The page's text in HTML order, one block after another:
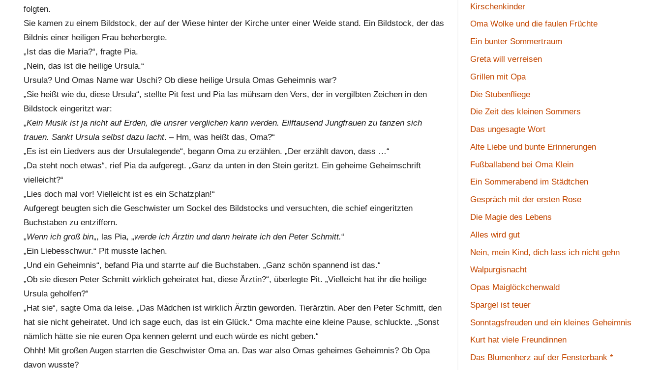
folgten.
Sie kamen zu einem Bildstock, der auf der Wiese hinter der Kirche unter einer Weide stand. Ein Bildstock, der das
Bildnis einer heiligen Frau beherbergte.
„Ist das die Maria?“, fragte Pia.
„Nein, das ist die heilige Ursula.“
Ursula? Und Omas Name war Uschi? Ob diese heilige Ursula Omas Geheimnis war?
„Sie heißt wie du, diese Ursula“, stellte Pit fest und Pia las mühsam den Vers, der in vergilbten Zeichen in den
Bildstock eingeritzt war:
„Kein Musik ist ja nicht auf Erden, die unsrer verglichen kann werden. Eilftausend Jungfrauen zu tanzen sich
trauen. Sankt Ursula selbst dazu lacht. – Hm, was heißt das, Oma?“
„Es ist ein Liedvers aus der Ursulalegende“, begann Oma zu erzählen. „Der erzählt davon, dass …“
„Da steht noch etwas“, rief Pia da aufgeregt. „Ganz da unten in den Stein geritzt. Ein geheime Geheimschrift
vielleicht?“
„Lies doch mal vor! Vielleicht ist es ein Schatzplan!“
Aufgeregt beugten sich die Geschwister um Sockel des Bildstocks und versuchten, die schief eingeritzten
Buchstaben zu entziffern.
„Wenn ich groß bin„, las Pia, „werde ich Ärztin und dann heirate ich den Peter Schmitt.“
„Ein Liebesschwur.“ Pit musste lachen.
„Und ein Geheimnis“, befand Pia und starrte auf die Buchstaben. „Ganz schön spannend ist das.“
„Ob sie diesen Peter Schmitt wirklich geheiratet hat, diese Ärztin?“, überlegte Pit. „Vielleicht hat ihr die heilige
Ursula geholfen?“
„Hat sie“, sagte Oma da leise. „Das Mädchen ist wirklich Ärztin geworden. Tierärztin. Aber den Peter Schmitt, den
hat sie nicht geheiratet. Und ich sage euch, das ist ein Glück.“ Oma machte eine kleine Pause, schluckte. „Sonst
nämlich hätte sie nie euren Opa kennen gelernt und euch würde es nicht geben.“
Ohhh! Mit großen Augen starrten die Geschwister Oma an. Das war also Omas geheimes Geheimnis? Ob Opa
davon wusste?
Kirschenkinder
Oma Wolke und die faulen Früchte
Ein bunter Sommertraum
Greta will verreisen
Grillen mit Opa
Die Stubenfliege
Die Zeit des kleinen Sommers
Das ungesagte Wort
Alte Liebe und bunte Erinnerungen
Fußballabend bei Oma Klein
Ein Sommerabend im Städtchen
Gespräch mit der ersten Rose
Die Magie des Lebens
Alles wird gut
Nein, mein Kind, dich lass ich nicht gehn
Walpurgisnacht
Opas Maiglöckchenwald
Spargel ist teuer
Sonntagsfreuden und ein kleines Geheimnis
Kurt hat viele Freundinnen
Das Blumenherz auf der Fensterbank *